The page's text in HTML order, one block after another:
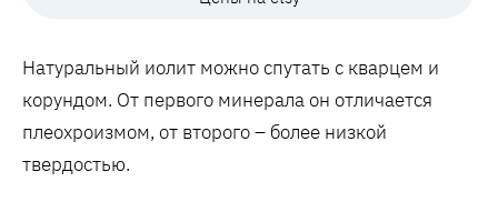
Натуральный иолит можно спутать с кварцем и
корундом. От первого минерала он отличается
плеохроизмом, от второго – более низкой
твердостью.